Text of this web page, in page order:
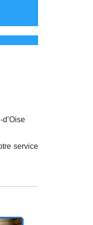
service